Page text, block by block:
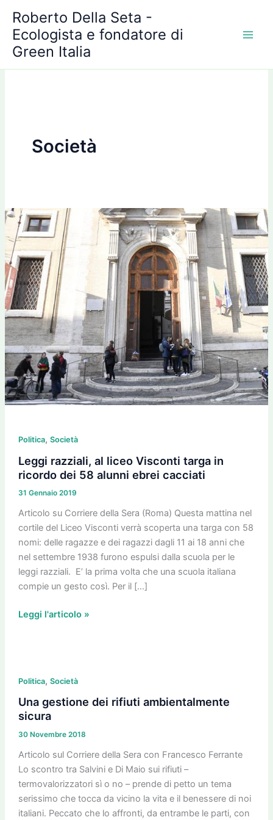
contenuto
Roberto Della Seta -
Ecologista e fondatore di
Green Italia
Società
Politica, Società
Leggi razziali, al liceo Visconti targa in
ricordo dei 58 alunni ebrei cacciati
31 Gennaio 2019
Articolo su Corriere della Sera (Roma) Questa mattina nel
cortile del Liceo Visconti verrà scoperta una targa con 58
nomi: delle ragazze e dei ragazzi dagli 11 ai 18 anni che
nel settembre 1938 furono espulsi dalla scuola per le
leggi razziali. E’ la prima volta che una scuola italiana
compie un gesto così. Per il […]
Leggi
razziali,
al
liceo
Visconti
targa
in
ricordo
dei
58
alunni
ebrei
cacciati
Leggi l'articolo »
Politica, Società
Una gestione dei rifiuti ambientalmente
sicura
30 Novembre 2018
Articolo sul Corriere della Sera con Francesco Ferrante
Lo scontro tra Salvini e Di Maio sui rifiuti –
termovalorizzatori sì o no – prende di petto un tema
serissimo che tocca da vicino la vita e il benessere di noi
italiani. Peccato che lo affronti, da entrambe le parti, con
gestione
dei
rifiuti
sicura
r
c
h